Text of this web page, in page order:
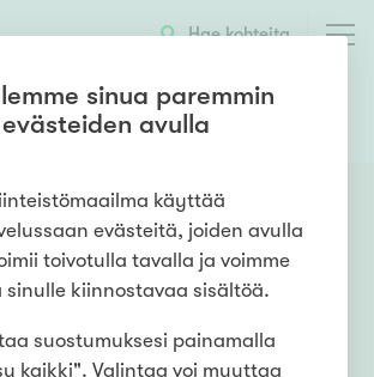
Hae kohteita
OTA YHTEYTTÄ
sinua paremmin
evästeiden avulla
käyttää
evästeitä, joiden avulla
toivotulla tavalla ja voimme
sinulle kiinnostavaa sisältöä.
suostumuksesi painamalla
kaikki". Valintaa voi muuttaa